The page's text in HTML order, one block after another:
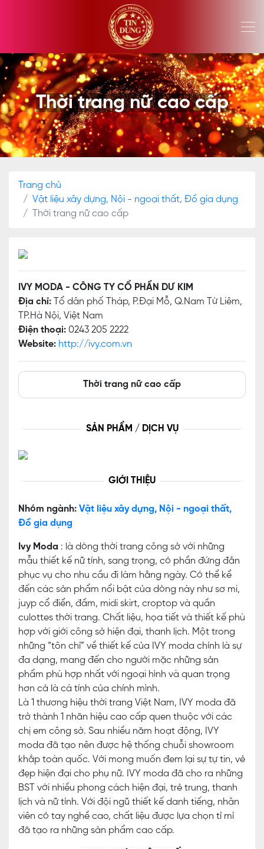
Thời trang nữ cao cấp
Trang chủ
Vật liệu xây dựng, Nội - ngoại thất, Đồ gia dụng
Thời trang nữ cao cấp
IVY MODA - CÔNG TY CỔ PHẦN DƯ KIM
Địa chỉ: Tổ dân phố Tháp, P.Đại Mỗ, Q.Nam Từ Liêm,
TP.Hà Nội, Việt Nam
Điện thoại: 0243 205 2222
Website: http://ivy.com.vn
Thời trang nữ cao cấp
SẢN PHẨM / DỊCH VỤ
GIỚI THIỆU
Nhóm ngành: Vật liệu xây dựng, Nội - ngoại thất,
Đồ gia dụng
Ivy Moda : là dòng thời trang công sở với những
mẫu thiết kế nữ tính, sang trọng, có phần đứng đắn
phục vụ cho nhu cầu đi làm hằng ngày. Có thể kể
đến các sản phẩm nổi bật của dòng này như sơ mi,
juyp cổ điển, đầm, midi skirt, croptop và quần
culottes thời trang. Chất liệu, họa tiết và thiết kế phù
hợp với giới công sở hiện đại, thanh lịch. Một trong
những “tôn chỉ” về thiết kế của IVY moda chính là sự
đa dạng, mang đến cho người mặc những sản
phẩm phù hợp nhất với ngoại hình và quan trọng
hơn cả là cá tính của chính mình.
Là 1 thương hiệu thời trang Việt Nam, IVY moda đã
trở thành 1 nhãn hiệu cao cấp quen thuộc với các
chị em công sở. Sau nhiều năm hoạt động, IVY
moda đã tạo nên được hệ thống chuỗi showroom
khắp toàn quốc. Với mong muốn đem lại sự tự tin, vẻ
đẹp hiện đại cho phụ nữ. IVY moda đã cho ra những
BST với nhiều phong cách hiện đại, trẻ trung, thanh
lịch và nữ tính. Với đội ngũ thiết kế danh tiếng, nhân
viên có tay nghề cao, chất liệu được lựa chọn tỉ mỉ
đã tạo ra những sản phẩm cao cấp.